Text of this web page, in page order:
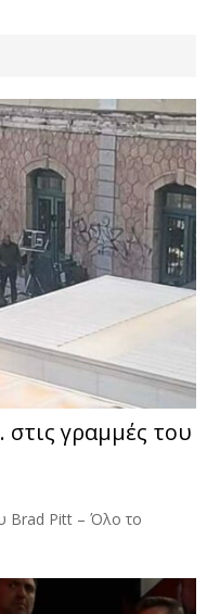
γραμμές του
Brad Pitt – Όλο το